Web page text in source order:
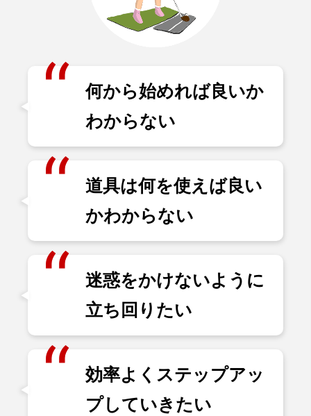
何から始めれば良いか
わからない
道具は何を使えば良い
かわからない
迷惑をかけないように
立ち回りたい
効率よくステップアッ
プしていきたい